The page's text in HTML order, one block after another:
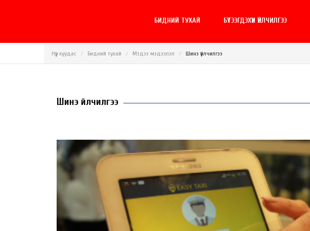
БИДНИЙ ТУХАЙ БҮТЭЭГДЭХҮҮН ҮЙЛЧИЛГЭЭ
Нүүр хуудас Бидний тухай Мэдээ мэдээлэл Шинэ үйлчилгээ
Шинэ үйлчилгээ